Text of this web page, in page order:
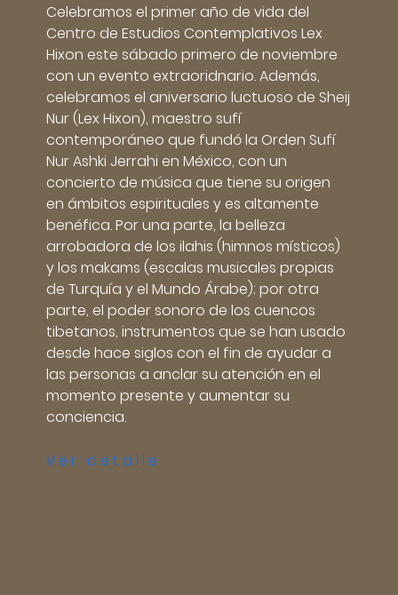
Celebramos el primer año de vida del
Centro de Estudios Contemplativos Lex
Hixon este sábado primero de noviembre
con un evento extraoridnario. Además,
celebramos el aniversario luctuoso de Sheij
Nur (Lex Hixon), maestro sufí
contemporáneo que fundó la Orden Sufí
Nur Ashki Jerrahi en México, con un
concierto de música que tiene su origen
en ámbitos espirituales y es altamente
benéfica. Por una parte, la belleza
arrobadora de los ilahis (himnos místicos)
y los makams (escalas musicales propias
de Turquía y el Mundo Árabe); por otra
parte, el poder sonoro de los cuencos
tibetanos, instrumentos que se han usado
desde hace siglos con el fin de ayudar a
las personas a anclar su atención en el
momento presente y aumentar su
conciencia.
Ver detalle